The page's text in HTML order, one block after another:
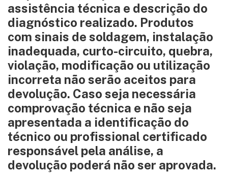
assistência técnica e descrição do
diagnóstico realizado. Produtos
com sinais de soldagem, instalação
inadequada, curto-circuito, quebra,
violação, modificação ou utilização
incorreta não serão aceitos para
devolução. Caso seja necessária
comprovação técnica e não seja
apresentada a identificação do
técnico ou profissional certificado
responsável pela análise, a
devolução poderá não ser aprovada.